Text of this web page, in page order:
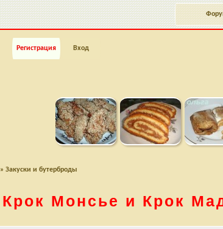
Регистрация Вход
» Закуски и бутерброды
Крок Монсье и Крок